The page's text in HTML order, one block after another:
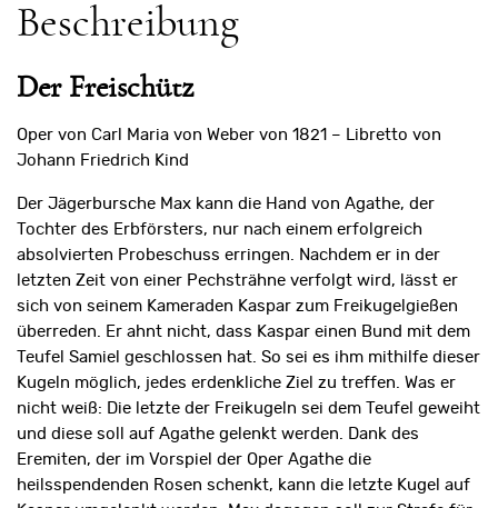
Beschreibung
Der Freischütz
Oper von Carl Maria von Weber von 1821 – Libretto von
Johann Friedrich Kind
Der Jägerbursche Max kann die Hand von Agathe, der
Tochter des Erbförsters, nur nach einem erfolgreich
absolvierten Probeschuss erringen. Nachdem er in der
letzten Zeit von einer Pechsträhne verfolgt wird, lässt er
sich von seinem Kameraden Kaspar zum Freikugelgießen
überreden. Er ahnt nicht, dass Kaspar einen Bund mit dem
Teufel Samiel geschlossen hat. So sei es ihm mithilfe dieser
Kugeln möglich, jedes erdenk­liche Ziel zu treffen. Was er
nicht weiß: Die letzte der Freikugeln sei dem Teufel geweiht
und diese soll auf Agathe gelenkt werden. Dank des
Eremiten, der im Vorspiel der Oper Agathe die
heilsspendenden Rosen schenkt, kann die letzte Kugel auf